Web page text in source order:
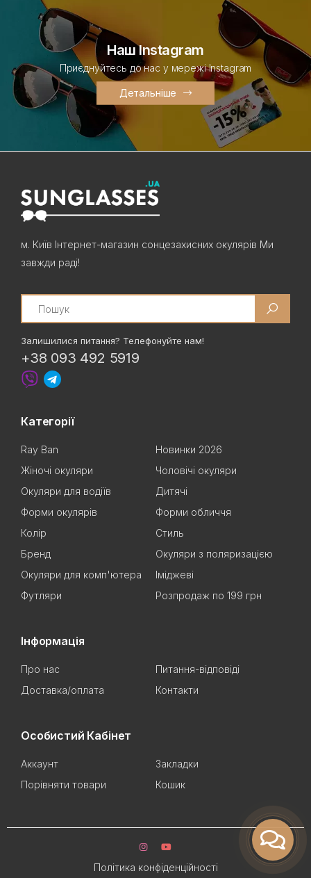
Наш Instagram
Приєднуйтесь до нас у мережі Instagram
Детальніше
м. Київ Інтернет-магазин сонцезахисних окулярів Ми
завжди раді!
Search
Залишилися питання? Телефонуйте нам!
+38 093 492 5919
Категорії
Ray Ban
Новинки 2026
Жіночі окуляри
Чоловічі окуляри
Окуляри для водіїв
Дитячі
Форми окулярів
Форми обличчя
Колір
Стиль
Бренд
Окуляри з поляризацією
Окуляри для комп'ютера
Іміджеві
Футляри
Розпродаж по 199 грн
Інформація
Про нас
Питання-відповіді
Доставка/оплата
Контакти
Особистий Кабінет
Аккаунт
Закладки
Порівняти товари
Кошик
Політика конфіденційності